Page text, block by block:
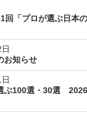
回「プロが選ぶ日本
お知らせ
ぶ100選・30選